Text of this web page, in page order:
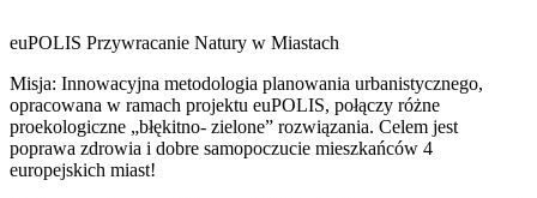
euPOLIS Przywracanie Natury w Miastach
Misja: Innowacyjna metodologia planowania urbanistycznego,
opracowana w ramach projektu euPOLIS, połączy różne
proekologiczne „błękitno- zielone” rozwiązania. Celem jest
poprawa zdrowia i dobre samopoczucie mieszkańców 4
europejskich miast!